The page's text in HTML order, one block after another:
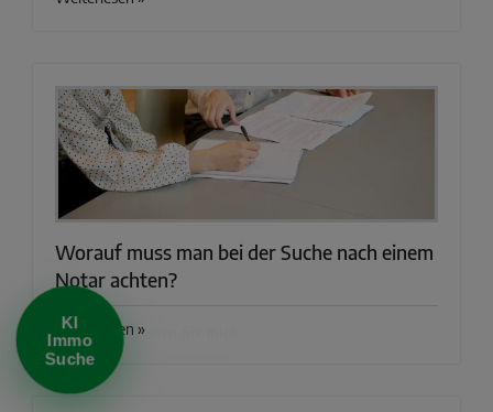
KI
Immo
Suche
KI Immo Suche
Beschreiben Sie kurz, was Sie suchen.
Beispiel: Haus in Villingen kaufen Umkreis 25km
Worauf muss man bei der Suche nach einem
Notar achten?
Weiterlesen »